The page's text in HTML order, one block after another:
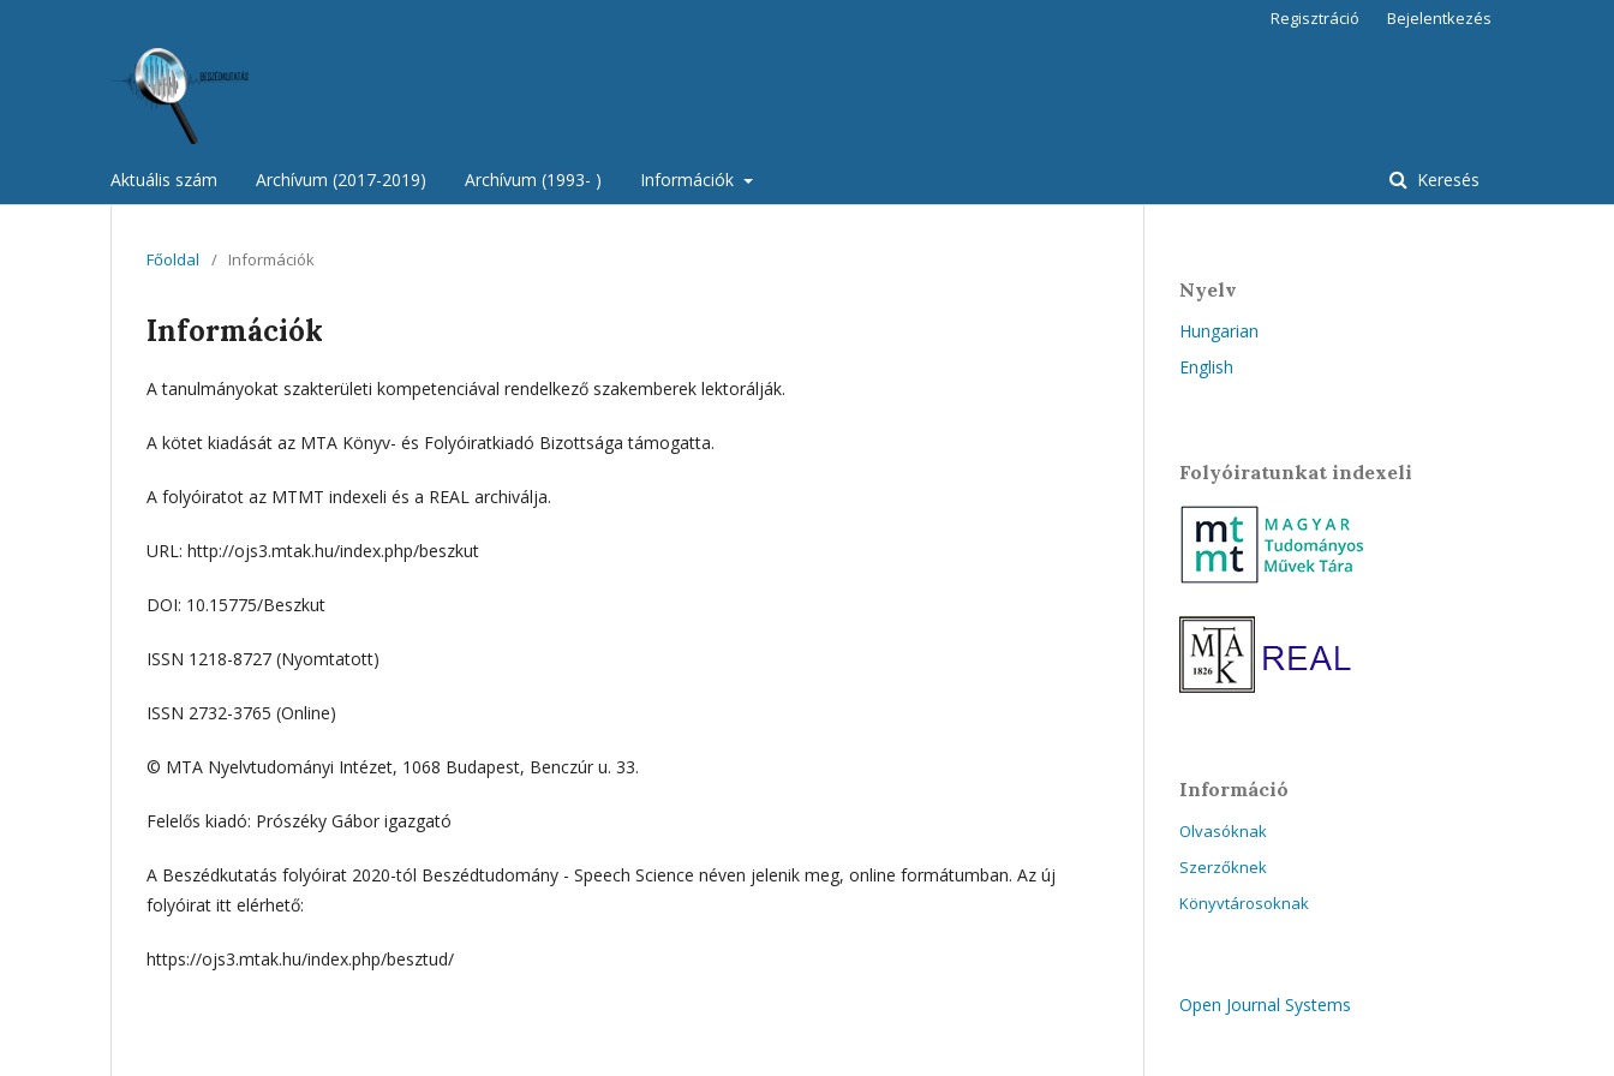
Aktuális szám Archívum (2017-2019) Archívum (1993- ) Információk Keresés
Regisztráció Bejelentkezés
Főoldal / Információk
Információk
A tanulmányokat szakterületi kompetenciával rendelkező szakemberek lektorálják.
A kötet kiadását az MTA Könyv- és Folyóiratkiadó Bizottsága támogatta.
A folyóiratot az MTMT indexeli és a REAL archiválja.
URL: http://ojs3.mtak.hu/index.php/beszkut
DOI: 10.15775/Beszkut
ISSN 1218-8727 (Nyomtatott)
ISSN 2732-3765 (Online)
© MTA Nyelvtudományi Intézet, 1068 Budapest, Benczúr u. 33.
Felelős kiadó: Prószéky Gábor igazgató
A Beszédkutatás folyóirat 2020-tól Beszédtudomány - Speech Science néven jelenik meg, online formátumban. Az új
folyóirat itt elérhető:
https://ojs3.mtak.hu/index.php/besztud/
Nyelv
Hungarian
English
Folyóiratunkat indexeli
Információ
Olvasóknak
Szerzőknek
Könyvtárosoknak
Open Journal Systems